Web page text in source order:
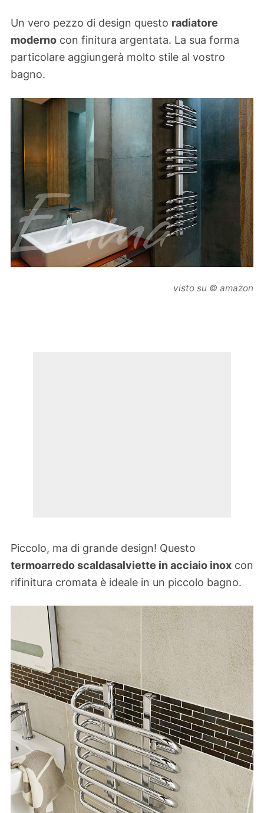
Un vero pezzo di design questo radiatore
moderno con finitura argentata. La sua forma
particolare aggiungerà molto stile al vostro
bagno.
visto su © amazon
Piccolo, ma di grande design! Questo
termoarredo scaldasalviette in acciaio inox con
rifinitura cromata è ideale in un piccolo bagno.